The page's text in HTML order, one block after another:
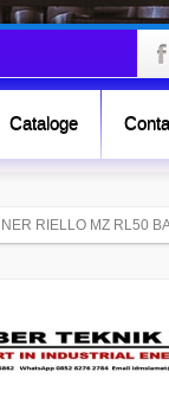
Cataloge
RIELLO MZ RL50